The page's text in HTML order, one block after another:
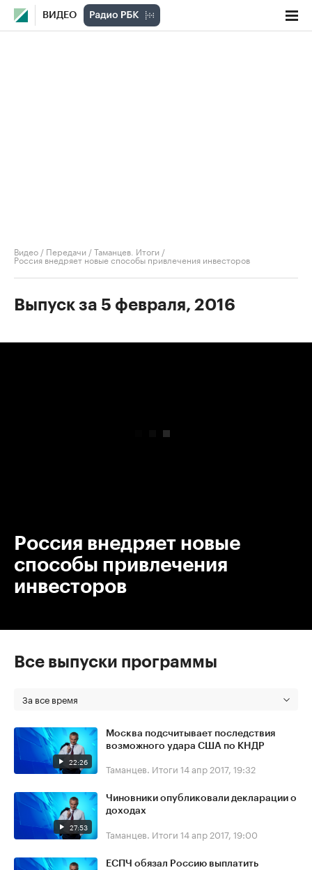
ВИДЕО
Видео / Передачи /Таманцев. Итоги /
Россия внедряет новые способы привлечения инвесторов
Выпуск за 5 февраля, 2016
Россия внедряет новые
способы привлечения
инвесторов
Все выпуски программы
За все время
22:26
Москва подсчитывает последствия
возможного удара США по КНДР
Таманцев. Итоги 14 апр 2017, 19:32
27:53
Чиновники опубликовали декларации о
доходах
Таманцев. Итоги 14 апр 2017, 19:00
ЕСПЧ обязал Россию выплатить